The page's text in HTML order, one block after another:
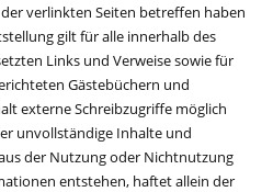
verlinkten Seiten betreffen haben
gilt für alle innerhalb des
Links und Verweise sowie für
Gästebüchern und
externe Schreibzugriffe möglich
unvollständige Inhalte und
der Nutzung oder Nichtnutzung
entstehen, haftet allein der